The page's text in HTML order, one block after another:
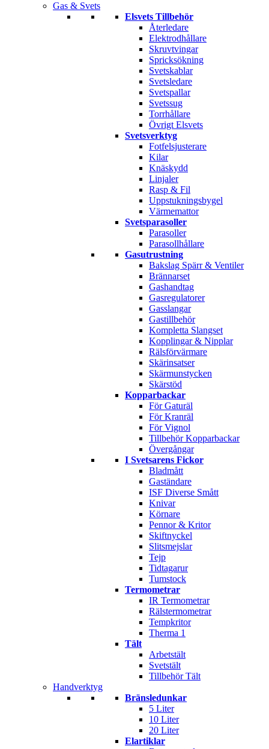
Gas & Svets
Elsvets Tillbehör
Återledare
Elektrodhållare
Skruvtvingar
Spricksökning
Svetskablar
Svetsledare
Svetspallar
Svetssug
Torrhållare
Övrigt Elsvets
Svetsverktyg
Fotfelsjusterare
Kilar
Knäskydd
Linjaler
Rasp & Fil
Uppstukningsbygel
Värmemattor
Svetsparasoller
Parasoller
Parasollhållare
Gasutrustning
Bakslag Spärr & Ventiler
Brännarset
Gashandtag
Gasregulatorer
Gasslangar
Gastillbehör
Kompletta Slangset
Kopplingar & Nipplar
Rälsförvärmare
Skärinsatser
Skärmunstycken
Skärstöd
Kopparbackar
För Gaturäl
För Kranräl
För Vignol
Tillbehör Kopparbackar
Övergångar
I Svetsarens Fickor
Bladmått
Gaständare
ISF Diverse Smått
Knivar
Körnare
Pennor & Kritor
Skiftnyckel
Slitsmejslar
Tejp
Tidtagarur
Tumstock
Termometrar
IR Termometrar
Rälstermometrar
Tempkritor
Therma 1
Tält
Arbetstält
Svetstält
Tillbehör Tält
Handverktyg
Bränsledunkar
5 Liter
10 Liter
20 Liter
Elartiklar